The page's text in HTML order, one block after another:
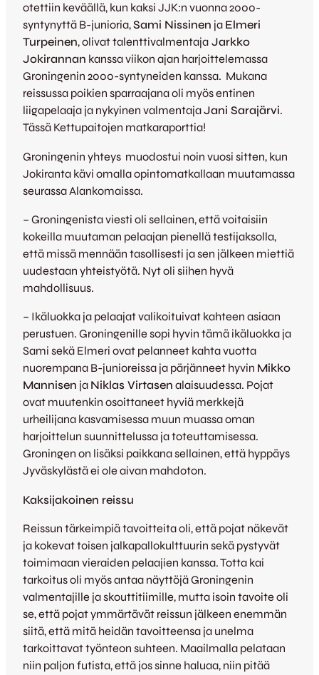
otettiin keväällä, kun kaksi JJK:n vuonna 2000-
syntynyttä B-junioria,Sami Nissinen ja Elmeri
Turpeinen, olivat talenttivalmentaja Jarkko
Jokirannan kanssa viikon ajan harjoittelemassa
Groningenin 2000-syntyneiden kanssa. Mukana
reissussa poikien sparraajana oli myös entinen
liigapelaaja ja nykyinen valmentajaJani Sarajärvi.
Tässä Kettupaitojen matkaraporttia!
Groningenin yhteys muodostui noin vuosi sitten, kun
Jokiranta kävi omalla opintomatkallaan muutamassa
seurassa Alankomaissa.
– Groningenista viesti oli sellainen, että voitaisiin
kokeilla muutaman pelaajan pienellä testijaksolla,
että missä mennään tasollisesti ja sen jälkeen miettiä
uudestaan yhteistyötä. Nyt oli siihen hyvä
mahdollisuus.
– Ikäluokka ja pelaajat valikoituivat kahteen asiaan
perustuen. Groningenille sopi hyvin tämä ikäluokka ja
Sami sekä Elmeri ovat pelanneet kahta vuotta
nuorempana B-junioreissa ja pärjänneet hyvin Mikko
Mannisen ja Niklas Virtasen alaisuudessa. Pojat
ovat muutenkin osoittaneet hyviä merkkejä
urheilijana kasvamisessa muun muassa oman
harjoittelun suunnittelussa ja toteuttamisessa.
Groningen on lisäksi paikkana sellainen, että hyppäys
Jyväskylästä ei ole aivan mahdoton.
Kaksijakoinen reissu
Reissun tärkeimpiä tavoitteita oli, että pojat näkevät
ja kokevat toisen jalkapallokulttuurin sekä pystyvät
toimimaan vieraiden pelaajien kanssa. Totta kai
tarkoitus oli myös antaa näyttöjä Groningenin
valmentajille ja skouttitiimille, mutta isoin tavoite oli
se, että pojat ymmärtävät reissun jälkeen enemmän
siitä, että mitä heidän tavoitteensa ja unelma
tarkoittavat työnteon suhteen. Maailmalla pelataan
niin paljon futista, että jos sinne haluaa, niin pitää